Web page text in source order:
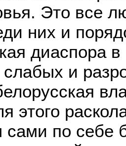
Это все
них и
диаспора
и
этого
сами по себе